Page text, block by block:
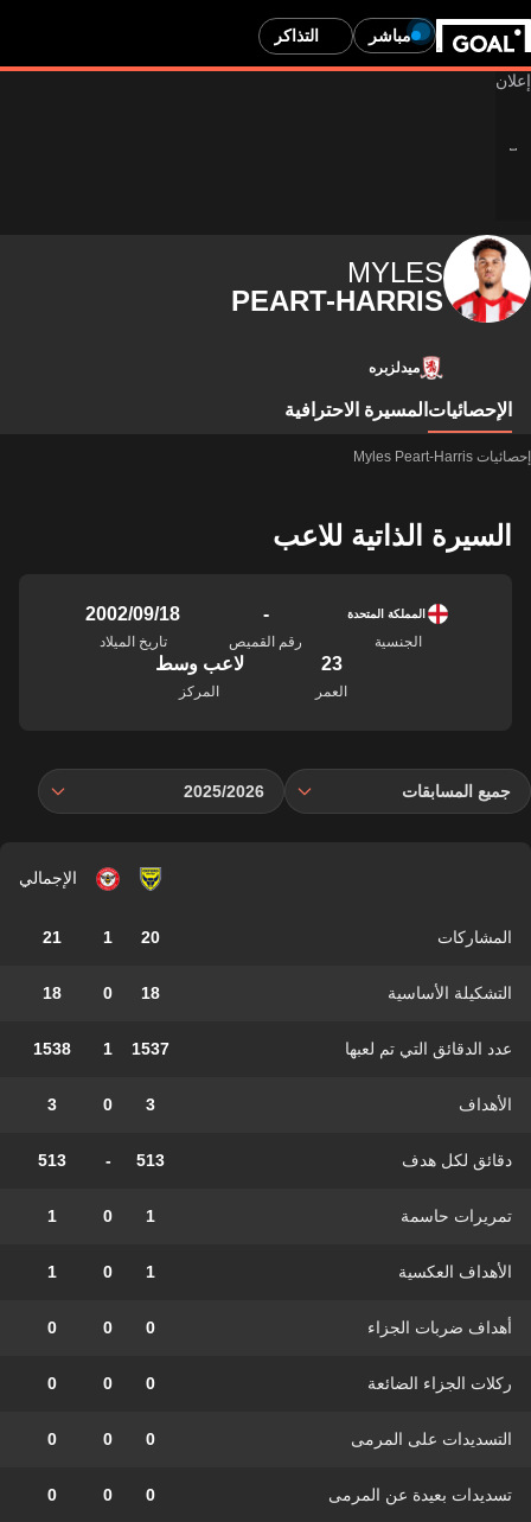
مباشر التذاكر
MYLES
PEART-HARRIS
ميدلزبره
الإحصائيات المسيرة الاحترافية
إحصائيات Myles Peart-Harris
السيرة الذاتية للاعب
المملكة المتحدة
الجنسية
-
رقم القميص
18‏/09‏/2002
تاريخ الميلاد
23
العمر
لاعب وسط
المركز
جميع المسابقات 2025/2026
الإجمالي
المشاركات 20
1
21
التشكيلة الأساسية 18
0
18
عدد الدقائق التي تم لعبها 1537
1
1538
الأهداف 3
0
3
دقائق لكل هدف 513
-
513
تمريرات حاسمة 1
0
1
الأهداف العكسية 1
0
1
أهداف ضربات الجزاء 0
0
0
ركلات الجزاء الضائعة 0
0
0
التسديدات على المرمى 0
0
0
تسديدات بعيدة عن المرمى 0
0
0